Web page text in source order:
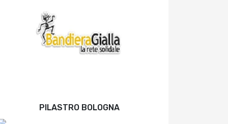
PILASTRO BOLOGNA